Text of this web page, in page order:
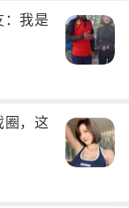
：我是
圈，这